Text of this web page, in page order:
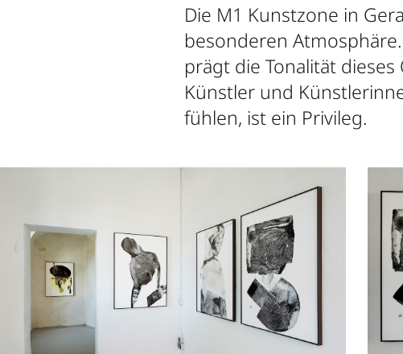
Die M1 Kunstzone in
besonderen
prägt die Tonalität
Künstler und
fühlen, ist ein Privileg.